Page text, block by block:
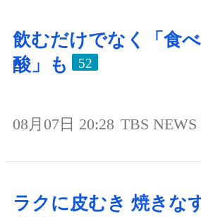
飲むだけでなく「食
酸」も
52
08月07日 20:28 TBS
ラクに皮むき 焼きな